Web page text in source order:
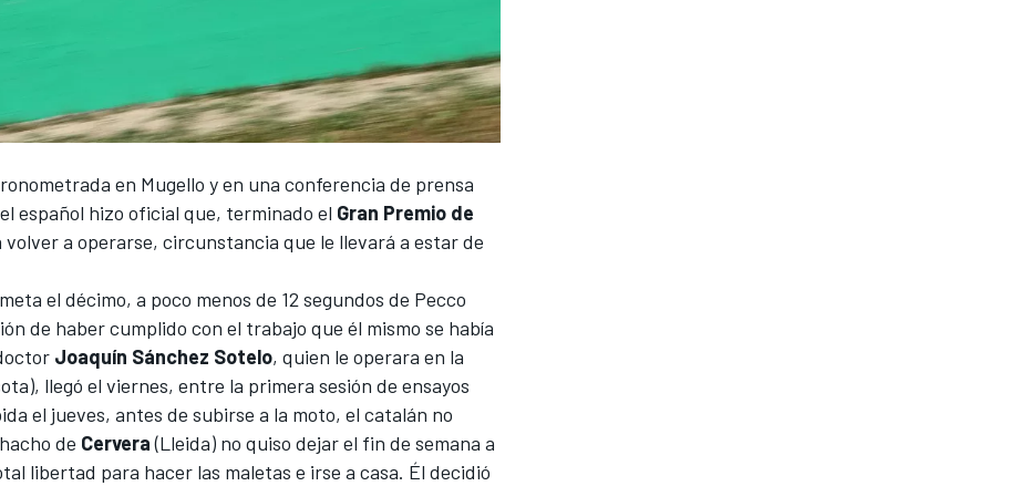
en Mugello y en una conferencia de prensa
español hizo oficial que, terminado el Gran Premio de
a operarse, circunstancia que le llevará a estar de
el décimo, a poco menos de 12 segundos de Pecco
de haber cumplido con el trabajo que él mismo se había
Joaquín Sánchez Sotelo, quien le operara en la
llegó el viernes, entre la primera sesión de ensayos
el jueves, antes de subirse a la moto, el catalán no
de Cervera(Lleida) no quiso dejar el fin de semana a
libertad para hacer las maletas e irse a casa. Él decidió